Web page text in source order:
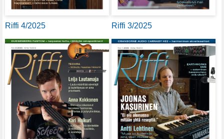
Riffi 4/2025 Riffi 3/2025